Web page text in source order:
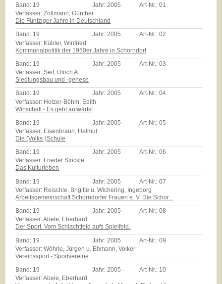
Band: 19 Jahr:2005 Art-Nr.:01
Verfasser: Zollmann, Günther
Die Fünfziger Jahre in Deutschland
Band: 19 Jahr:2005 Art-Nr.:02
Verfasser: Kübler, Winfried
Kommunalpolitik der 1950er Jahre in Schorndorf
Band: 19 Jahr:2005 Art-Nr.:03
Verfasser: Seif, Ulrich A.
Siedlungsbau und -genese
Band: 19 Jahr:2005 Art-Nr.:04
Verfasser: Holzer-Böhm, Edith
Wirtschaft - Es geht aufwärts!
Band: 19 Jahr: 2005 Art-Nr.:05
Verfasser: Eisenbraun, Helmut
Die (Volks-)Schule
Band: 19 Jahr:2005 Art-Nr.:06
Verfasser: Frieder Stöckle
Das Kulturleben
Band: 19 Jahr: 2005 Art-Nr.:07
Verfasser: Reischle, Brigitte u. Wichering, Ingeborg
Arbeitsgemeinschaft Schorndorfer Frauen e. V. Die Schor...
Band: 19 Jahr:2005 Art-Nr.:08
Verfasser: Abele, Eberhard
Der Sport. Vom Schlachtfeld aufs Spielfeld.
Band: 19 Jahr: 2005 Art-Nr.:09
Verfasser: Wöhrle, Jürgen u. Ehmann, Volker
Vereinssport - Sportvereine
Band: 19 Jahr:2005 Art-Nr.: 10
Verfasser: Abele, Eberhard